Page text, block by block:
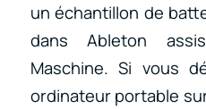
un échantillon de
dans Ableton
Maschine. Si vous
ordinateur portable